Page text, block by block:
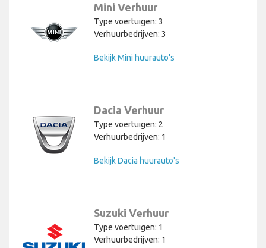
Mini Verhuur
Type voertuigen: 3
Verhuurbedrijven: 3
Bekijk Mini huurauto's
Dacia Verhuur
Type voertuigen: 2
Verhuurbedrijven: 1
Bekijk Dacia huurauto's
Suzuki Verhuur
Type voertuigen: 1
Verhuurbedrijven: 1